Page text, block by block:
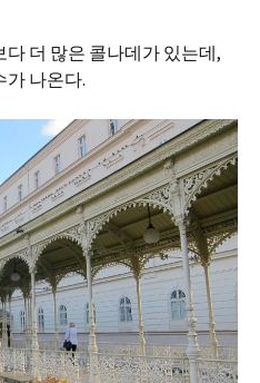
더 많은 콜나데가 있는데,
가 나온다.